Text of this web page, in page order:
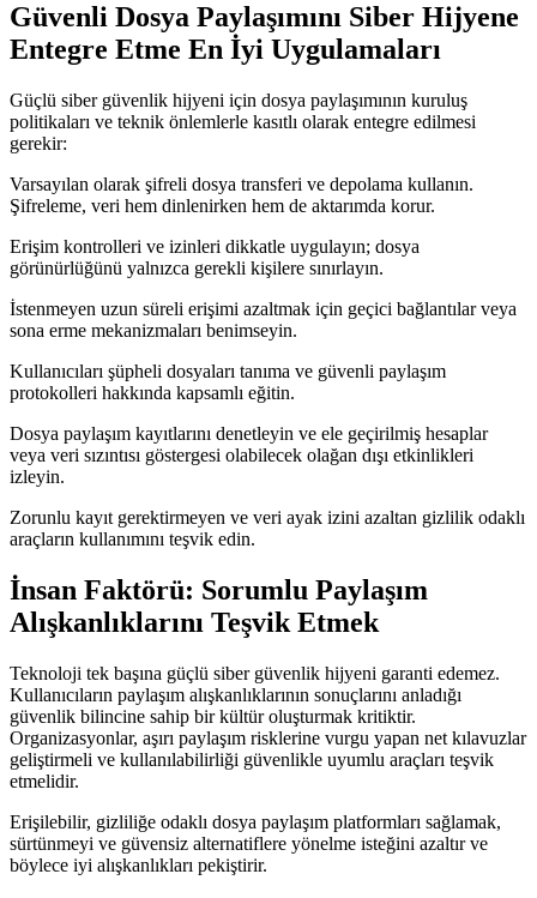
Güvenli Dosya Paylaşımını Siber Hijyene
Entegre Etme En İyi Uygulamaları
Güçlü siber güvenlik hijyeni için dosya paylaşımının kuruluş
politikaları ve teknik önlemlerle kasıtlı olarak entegre edilmesi
gerekir:
Varsayılan olarak şifreli dosya transferi ve depolama kullanın.
Şifreleme, veri hem dinlenirken hem de aktarımda korur.
Erişim kontrolleri ve izinleri dikkatle uygulayın; dosya
görünürlüğünü yalnızca gerekli kişilere sınırlayın.
İstenmeyen uzun süreli erişimi azaltmak için geçici bağlantılar veya
sona erme mekanizmaları benimseyin.
Kullanıcıları şüpheli dosyaları tanıma ve güvenli paylaşım
protokolleri hakkında kapsamlı eğitin.
Dosya paylaşım kayıtlarını denetleyin ve ele geçirilmiş hesaplar
veya veri sızıntısı göstergesi olabilecek olağan dışı etkinlikleri
izleyin.
Zorunlu kayıt gerektirmeyen ve veri ayak izini azaltan gizlilik odaklı
araçların kullanımını teşvik edin.
İnsan Faktörü: Sorumlu Paylaşım
Alışkanlıklarını Teşvik Etmek
Teknoloji tek başına güçlü siber güvenlik hijyeni garanti edemez.
Kullanıcıların paylaşım alışkanlıklarının sonuçlarını anladığı
güvenlik bilincine sahip bir kültür oluşturmak kritiktir.
Organizasyonlar, aşırı paylaşım risklerine vurgu yapan net kılavuzlar
geliştirmeli ve kullanılabilirliği güvenlikle uyumlu araçları teşvik
etmelidir.
Erişilebilir, gizliliğe odaklı dosya paylaşım platformları sağlamak,
sürtünmeyi ve güvensiz alternatiflere yönelme isteğini azaltır ve
böylece iyi alışkanlıkları pekiştirir.